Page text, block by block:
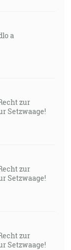
a
zur
Setzwaage!
zur
Setzwaage!
zur
Setzwaage!